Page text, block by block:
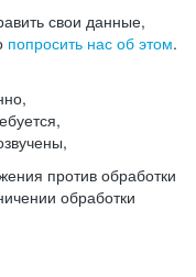
свои данные,
попросить нас об этом.
против обработки
обработки